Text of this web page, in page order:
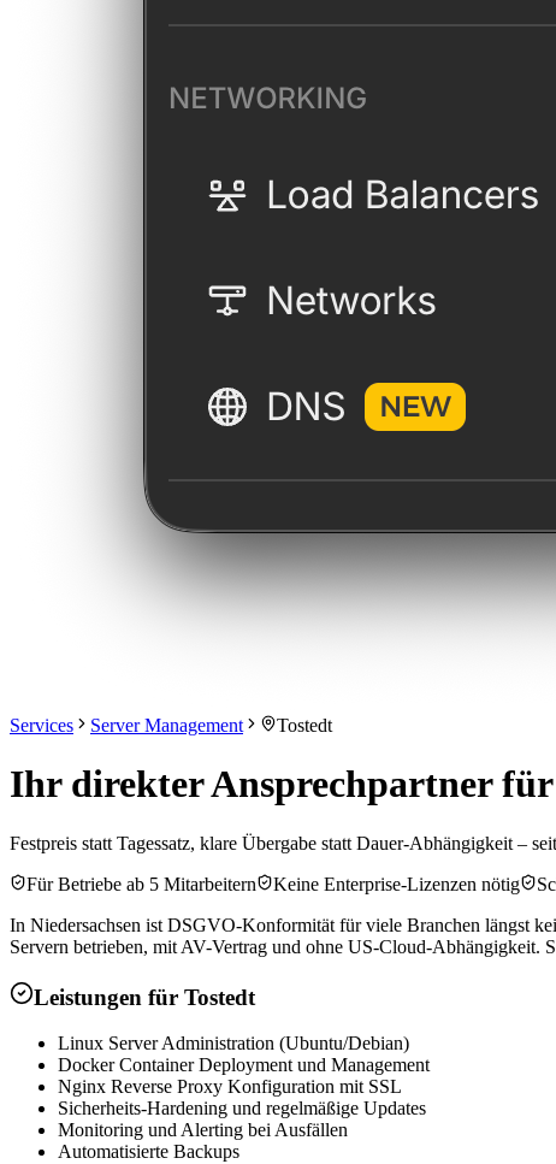
Services Server Management Tostedt
Ihr direkter Ansprechpartner
Festpreis statt Tagessatz, klare Übergabe statt Dauer-Abhängigkeit –
Für Betriebe ab 5 Mitarbeitern
Keine Enterprise-Lizenzen nötig
In Niedersachsen ist DSGVO-Konformität für viele Branchen längst
Servern betrieben, mit AV-Vertrag und ohne US-Cloud-Abhängigkeit.
Leistungen für Tostedt
Linux Server Administration (Ubuntu/Debian)
Docker Container Deployment und Management
Nginx Reverse Proxy Konfiguration mit SSL
Sicherheits-Hardening und regelmäßige Updates
Monitoring und Alerting bei Ausfällen
Automatisierte Backups